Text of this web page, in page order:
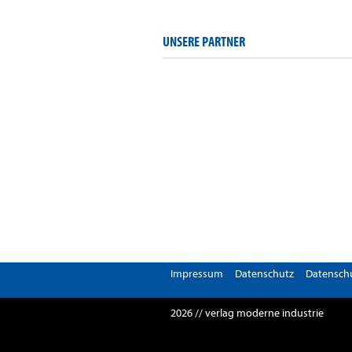
UNSERE PARTNER
Impressum Datenschutz
2026 // verlag moderne industrie